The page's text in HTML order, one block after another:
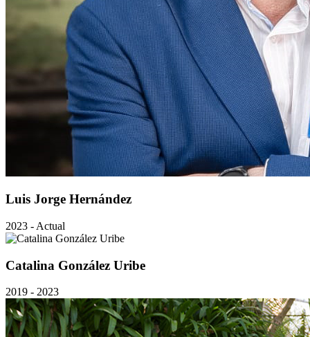
Luis Jorge Hernández
2023 - Actual
Catalina González Uribe
2019 - 2023